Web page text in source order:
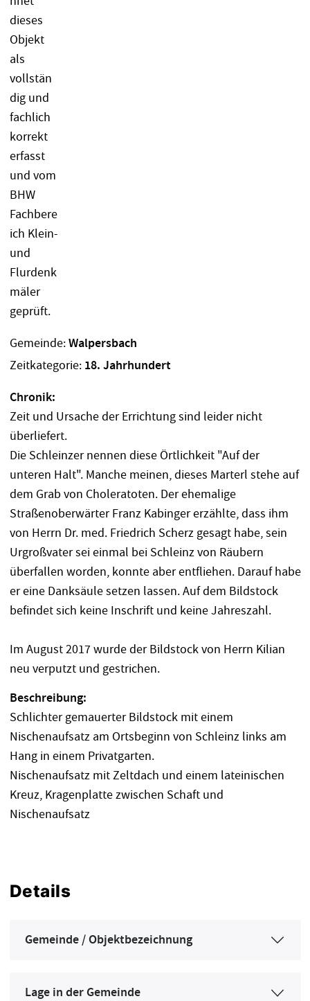
Gemeinde:Walpersbach
Zeitkategorie: 18. Jahrhundert
Chronik:
Zeit und Ursache der Errichtung sind leider nicht
überliefert.
Die Schleinzer nennen diese Örtlichkeit "Auf der
unteren Halt". Manche meinen, dieses Marterl stehe auf
dem Grab von Choleratoten. Der ehemalige
Straßenoberwärter Franz Kabinger erzählte, dass ihm
von Herrn Dr. med. Friedrich Scherz gesagt habe, sein
Urgroßvater sei einmal bei Schleinz von Räubern
überfallen worden, konnte aber entfliehen. Darauf habe
er eine Danksäule setzen lassen. Auf dem Bildstock
befindet sich keine Inschrift und keine Jahreszahl.
Im August 2017 wurde der Bildstock von Herrn Kilian
neu verputzt und gestrichen.
Beschreibung:
Schlichter gemauerter Bildstock mit einem
Nischenaufsatz am Ortsbeginn von Schleinz links am
Hang in einem Privatgarten.
Nischenaufsatz mit Zeltdach und einem lateinischen
Kreuz, Kragenplatte zwischen Schaft und
Nischenaufsatz
Details
Gemeinde / Objektbezeichnung
Lage in der Gemeinde